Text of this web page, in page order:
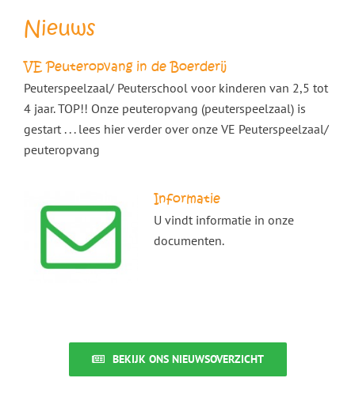
Nieuws
VE Peuteropvang in de Boerderij
Peuterspeelzaal/ Peuterschool voor kinderen van 2,5 tot
4 jaar. TOP!! Onze peuteropvang (peuterspeelzaal) is
gestart . . . lees hier verder over onze VE Peuterspeelzaal/
peuteropvang
Informatie
U vindt informatie in onze
documenten.
BEKIJK ONS NIEUWSOVERZICHT